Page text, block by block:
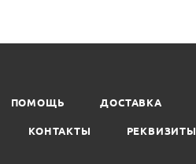
ПОМОЩЬ ДОСТАВКА
КОНТАКТЫ РЕКВИЗИТЫ